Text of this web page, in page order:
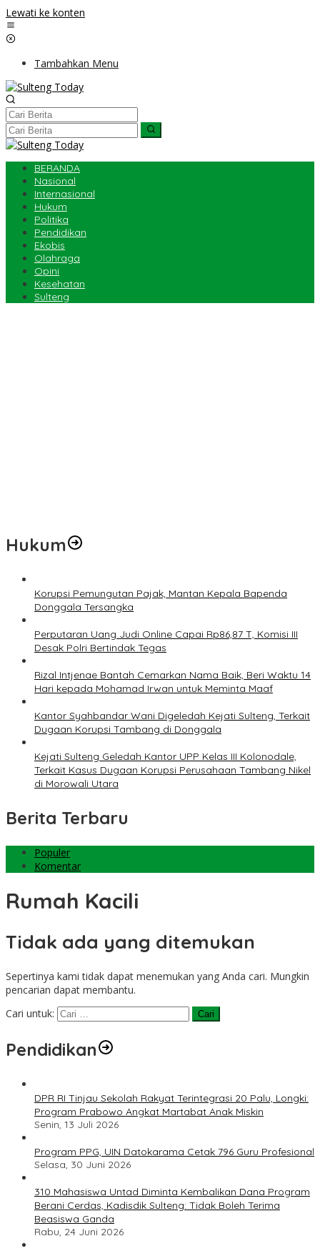
Lewati ke konten
Tambahkan Menu
BERANDA
Nasional
Internasional
Hukum
Politika
Pendidikan
Ekobis
Olahraga
Opini
Kesehatan
Sulteng
Hukum
Korupsi Pemungutan Pajak, Mantan Kepala Bapenda
Donggala Tersangka
Perputaran Uang Judi Online Capai Rp86,87 T, Komisi III
Desak Polri Bertindak Tegas
Rizal Intjenae Bantah Cemarkan Nama Baik, Beri Waktu 14
Hari kepada Mohamad Irwan untuk Meminta Maaf
Kantor Syahbandar Wani Digeledah Kejati Sulteng, Terkait
Dugaan Korupsi Tambang di Donggala
Kejati Sulteng Geledah Kantor UPP Kelas III Kolonodale,
Terkait Kasus Dugaan Korupsi Perusahaan Tambang Nikel
di Morowali Utara
Berita Terbaru
Populer
Komentar
Rumah Kacili
Tidak ada yang ditemukan
Sepertinya kami tidak dapat menemukan yang Anda cari. Mungkin
pencarian dapat membantu.
Cari untuk:
Pendidikan
DPR RI Tinjau Sekolah Rakyat Terintegrasi 20 Palu, Longki:
Program Prabowo Angkat Martabat Anak Miskin
Senin, 13 Juli 2026
Program PPG, UIN Datokarama Cetak 796 Guru Profesional
Selasa, 30 Juni 2026
310 Mahasiswa Untad Diminta Kembalikan Dana Program
Berani Cerdas, Kadisdik Sulteng: Tidak Boleh Terima
Beasiswa Ganda
Rabu, 24 Juni 2026